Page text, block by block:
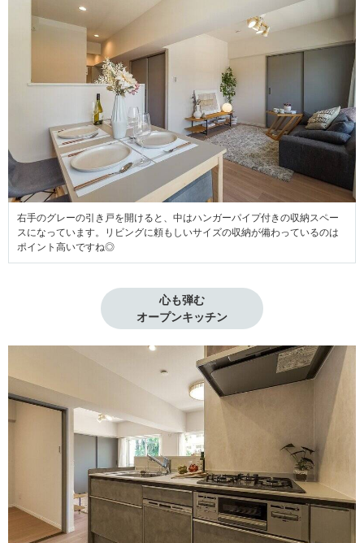
右手のグレーの引き戸を開けると、中はハンガーパイプ付きの収納スペー
スになっています。リビングに頼もしいサイズの収納が備わっているのは
ポイント高いですね◎
心も弾む
オープンキッチン